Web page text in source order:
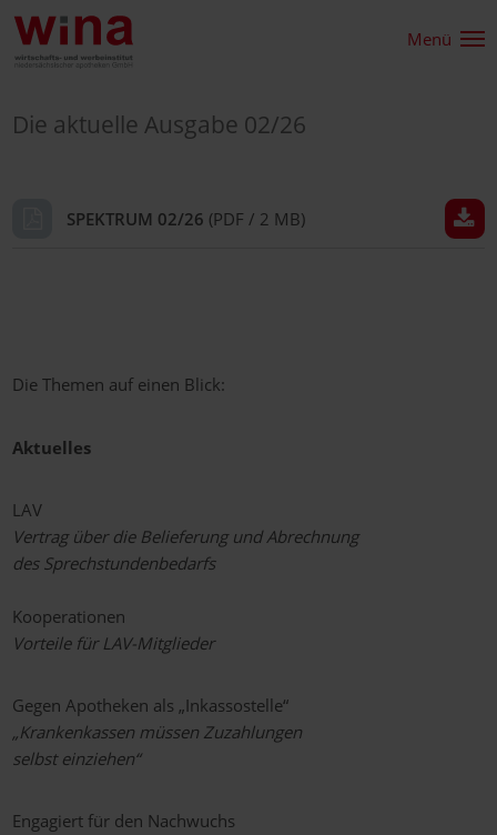
Menü
Die aktuelle Ausgabe 02/26
SPEKTRUM 02/26 (PDF / 2 MB)
Die Themen auf einen Blick:
Aktuelles
LAV
Vertrag über die Belieferung und Abrechnung
des Sprechstundenbedarfs
Kooperationen
Vorteile für LAV-Mitglieder
Gegen Apotheken als „Inkassostelle“
„Krankenkassen müssen Zuzahlungen
selbst einziehen“
Engagiert für den Nachwuchs